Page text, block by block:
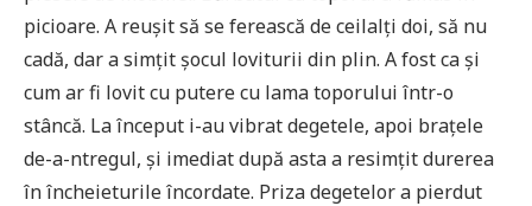
picioare. A reușit să se ferească de ceilalți doi, să nu
cadă, dar a simțit șocul loviturii din plin. A fost ca și
cum ar fi lovit cu putere cu lama toporului într-o
stâncă. La început i-au vibrat degetele, apoi brațele
de-a-ntregul, și imediat după asta a resimțit durerea
în încheieturile încordate. Priza degetelor a pierdut